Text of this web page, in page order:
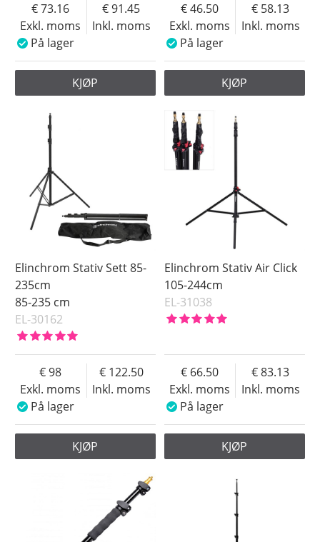
Exkl. moms
73.16
Inkl. moms
91.45
På lager
KJØP
Exkl. moms
46.50
Inkl. moms
58.13
På lager
KJØP
Elinchrom Stativ Sett 85-
235cm
85-235 cm
EL-30162
Exkl. moms
98
Inkl. moms
122.50
På lager
KJØP
Elinchrom Stativ Air Click
105-244cm
EL-31038
Exkl. moms
66.50
Inkl. moms
83.13
På lager
KJØP